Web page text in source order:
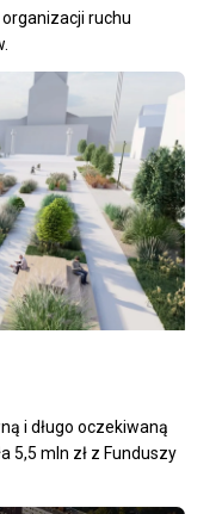
ruchu
i długo oczekiwaną
5,5 mln zł z Funduszy